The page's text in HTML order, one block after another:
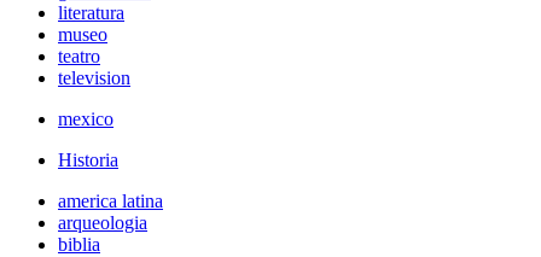
literatura
museo
teatro
television
mexico
Historia
america latina
arqueologia
biblia